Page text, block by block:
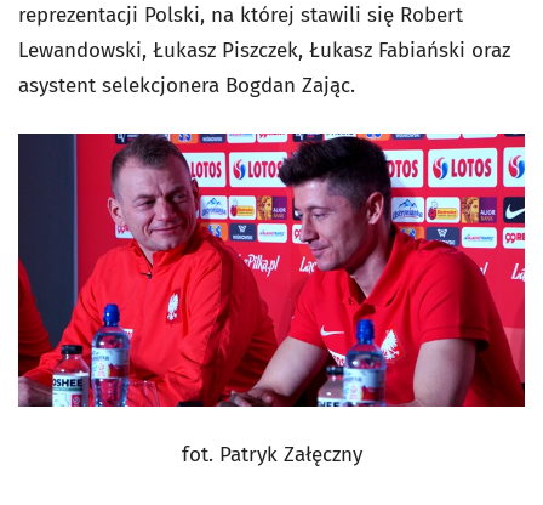
reprezentacji Polski, na której stawili się Robert
Lewandowski, Łukasz Piszczek, Łukasz Fabiański oraz
asystent selekcjonera Bogdan Zając.
fot. Patryk Załęczny